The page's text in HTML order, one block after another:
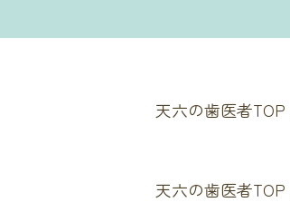
天六の歯医者TOP
天六の歯医者TOP